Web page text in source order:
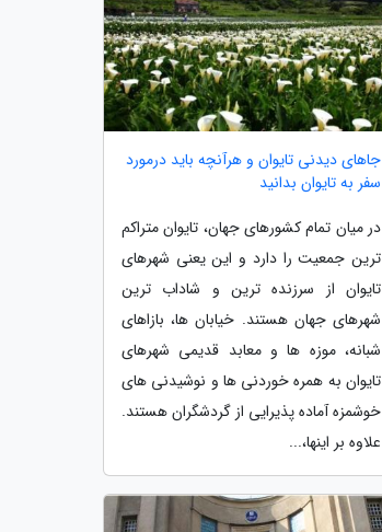
جاهای دیدنی تایوان و هرآنچه باید درمورد
سفر به تایوان بدانید
در میان تمام کشورهای جهان، تایوان متراکم
ترین جمعیت را دارد و این یعنی شهرهای
تایوان از سرزنده ترین و شاداب ترین
شهرهای جهان هستند. خیابان ها، بازاهای
شبانه، موزه ها و معابد قدیمی شهرهای
تایوان به همره خوردنی ها و نوشیدنی های
خوشمزه آماده پذیرایی از گردشگران هستند.
علاوه بر اینها،...